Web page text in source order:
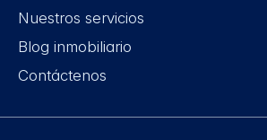
Nuestros servicios
Blog inmobiliario
Contáctenos